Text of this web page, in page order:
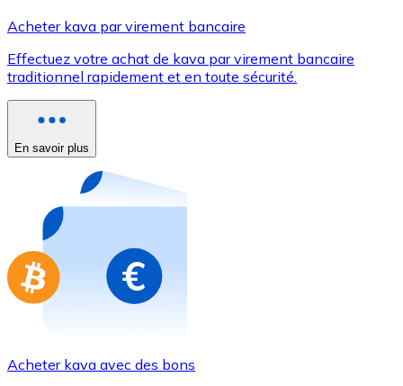
Utilisez les cartes Visa et Mastercard pour acheter
Acheter avec carte
Nouveau
Achetez des cartes-cadeaux de vos marques
Aller à la boutique de cartes-cadeaux
Acheter kava par virement bancaire
Effectuez votre achat de kava par virement bancaire
traditionnel rapidement et en toute sécurité.
En savoir plus
Acheter kava avec des bons